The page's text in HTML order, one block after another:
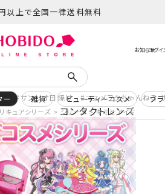
以上で全国一律送料無料
サンリオ日焼け コスメヲタちゃんねる
コンタクトレンズ
ー 雑貨 ビューティーコスメ ブ
キュアシリーズ シリーズ キミとアイドルプリ